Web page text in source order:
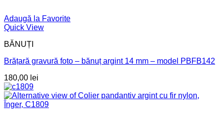
Adaugă la Favorite
Quick View
BĂNUȚI
Brățară gravură foto – bănuț argint 14 mm – model PBFB142
180,00 lei